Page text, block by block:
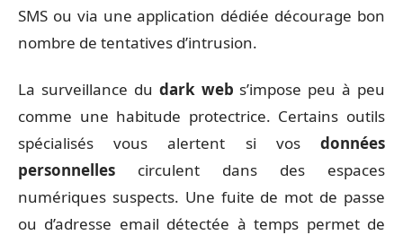
SMS ou via une application dédiée décourage bon
nombre de tentatives d’intrusion.
La surveillance du dark web s’impose peu à peu
comme une habitude protectrice. Certains outils
spécialisés vous alertent si vos données
personnelles circulent dans des espaces
numériques suspects. Une fuite de mot de passe
ou d’adresse email détectée à temps permet de